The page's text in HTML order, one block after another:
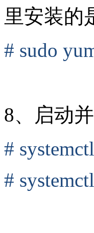
里安装的
# sudo
8、启动
#
#